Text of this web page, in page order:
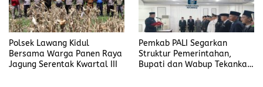
Polsek Lawang Kidul
Bersama Warga Panen Raya
Jagung Serentak Kwartal III
Pemkab PALI Segarkan
Struktur Pemerintahan,
Bupati dan Wabup Tekankan